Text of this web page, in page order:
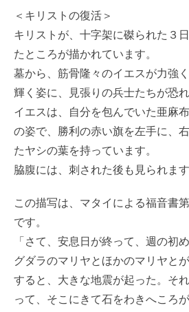
＜キリストの復活＞
キリストが、十字架に磔られた３
たところが描かれています。
墓から、筋骨隆々のイエスが力強
輝く姿に、見張りの兵士たちが恐
イエスは、自分を包んでいた亜麻
の姿で、勝利の赤い旗を左手に、
たヤシの葉を持っています。
脇腹には、刺された後も見られます
この描写は、マタイによる福音書
です。
「さて、安息日が終って、週の初
グダラのマリヤとほかのマリヤと
すると、大きな地震が起った。そ
って、そこにきて石をわきへころ